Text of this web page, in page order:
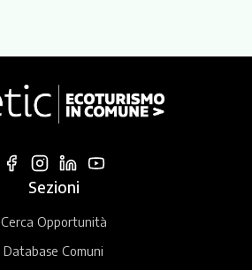
Sezioni
Cerca Opportunità
Database Comuni